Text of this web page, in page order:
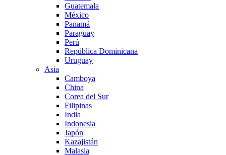
Guatemala
México
Panamá
Paraguay
Perú
República Dominicana
Uruguay
Asia
Camboya
China
Corea del Sur
Filipinas
India
Indonesia
Japón
Kazajistán
Malasia